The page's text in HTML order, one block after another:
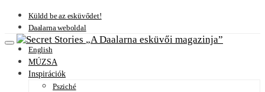
Küldd be az esküvődet!
Daalarna weboldal
English
A Daalarna esküvői magazinja
MÚZSA
Inspirációk
Psziché